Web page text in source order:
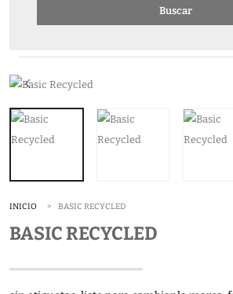
Buscar
INICIO BASIC RECYCLED
BASIC RECYCLED